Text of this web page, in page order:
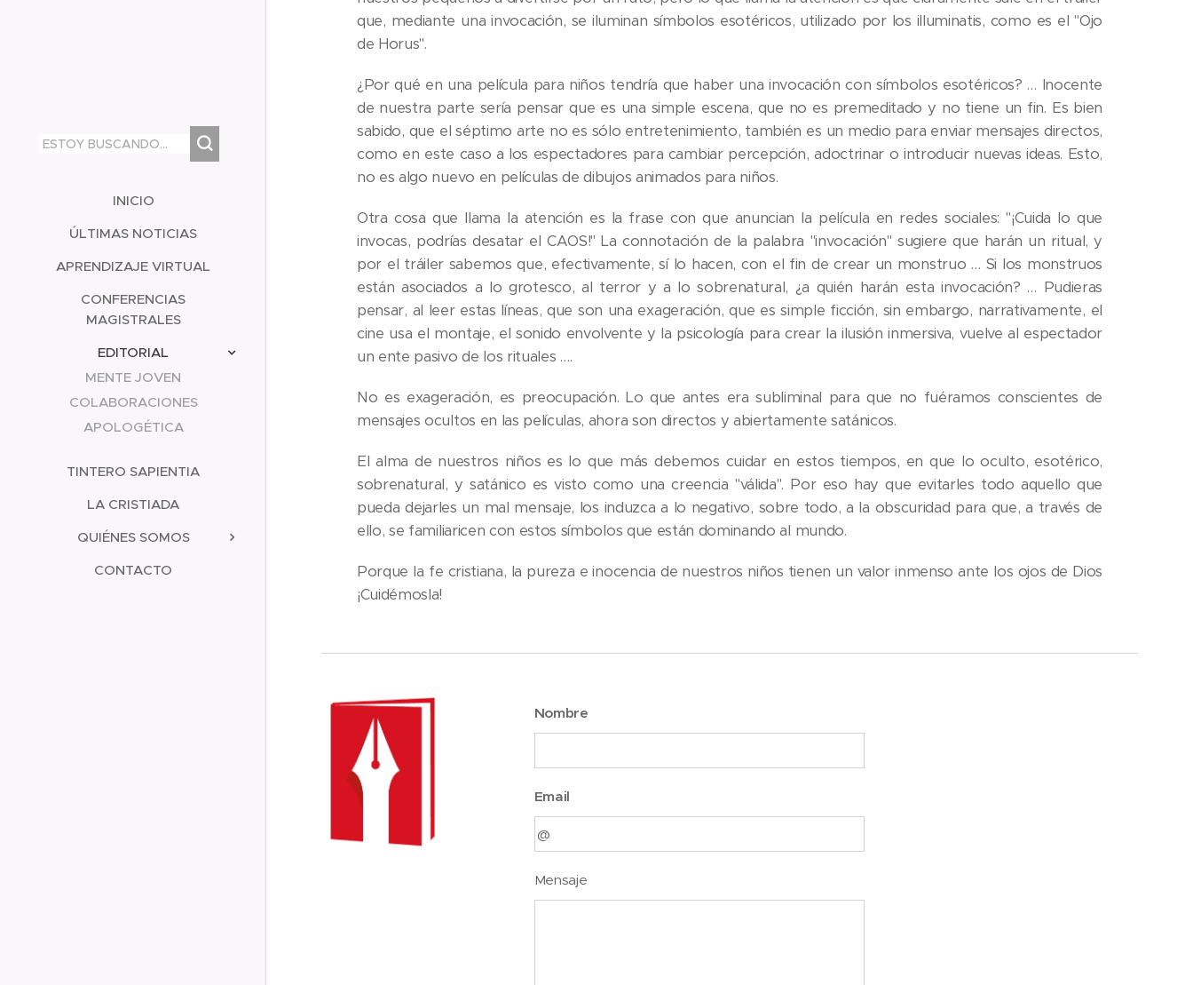
INICIO
ÚLTIMAS NOTICIAS
APRENDIZAJE VIRTUAL
CONFERENCIAS
MAGISTRALES
EDITORIAL
MENTE JOVEN
COLABORACIONES
APOLOGÉTICA
TINTERO SAPIENTIA
LA CRISTIADA
QUIÉNES SOMOS
CONTACTO
que, mediante una invocación, se iluminan símbolos esotéricos, utilizado por los illuminatis, como es el "Ojo
de Horus".
¿Por qué en una película para niños tendría que haber una invocación con símbolos esotéricos? … Inocente
de nuestra parte sería pensar que es una simple escena, que no es premeditado y no tiene un fin. Es bien
sabido, que el séptimo arte no es sólo entretenimiento, también es un medio para enviar mensajes directos,
como en este caso a los espectadores para cambiar percepción, adoctrinar o introducir nuevas ideas. Esto,
no es algo nuevo en películas de dibujos animados para niños.
Otra cosa que llama la atención es la frase con que anuncian la película en redes sociales: "¡Cuida lo que
invocas, podrías desatar el CAOS!" La connotación de la palabra "invocación" sugiere que harán un ritual, y
por el tráiler sabemos que, efectivamente, sí lo hacen, con el fin de crear un monstruo … Si los monstruos
están asociados a lo grotesco, al terror y a lo sobrenatural, ¿a quién harán esta invocación? … Pudieras
pensar, al leer estas líneas, que son una exageración, que es simple ficción, sin embargo, narrativamente, el
cine usa el montaje, el sonido envolvente y la psicología para crear la ilusión inmersiva, vuelve al espectador
un ente pasivo de los rituales ….
No es exageración, es preocupación. Lo que antes era subliminal para que no fuéramos conscientes de
mensajes ocultos en las películas, ahora son directos y abiertamente satánicos.
El alma de nuestros niños es lo que más debemos cuidar en estos tiempos, en que lo oculto, esotérico,
sobrenatural, y satánico es visto como una creencia "válida". Por eso hay que evitarles todo aquello que
pueda dejarles un mal mensaje, los induzca a lo negativo, sobre todo, a la obscuridad para que, a través de
ello, se familiaricen con estos símbolos que están dominando al mundo.
Porque la fe cristiana, la pureza e inocencia de nuestros niños tienen un valor inmenso ante los ojos de Dios
¡Cuidémosla!
Nombre
Email
Mensaje